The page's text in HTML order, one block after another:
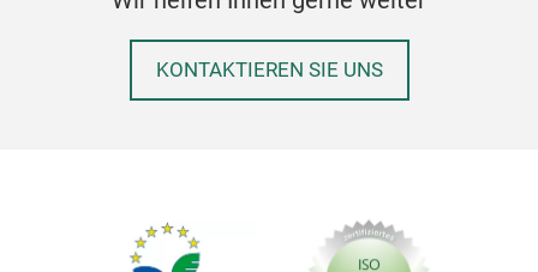
KONTAKTIEREN SIE UNS